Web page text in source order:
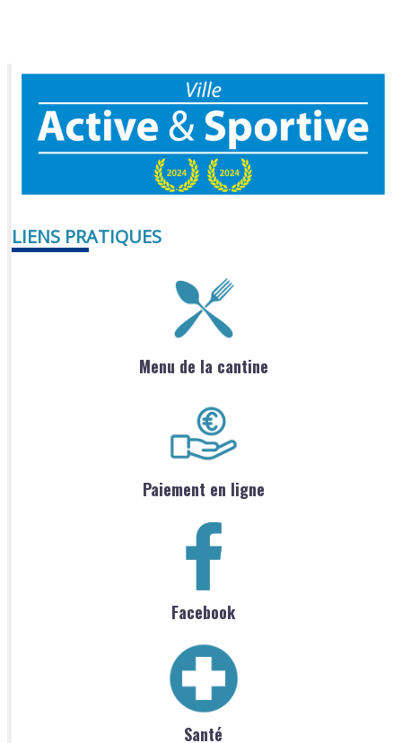
LIENS PRATIQUES
Menu de la cantine
Paiement en ligne
Facebook
Santé